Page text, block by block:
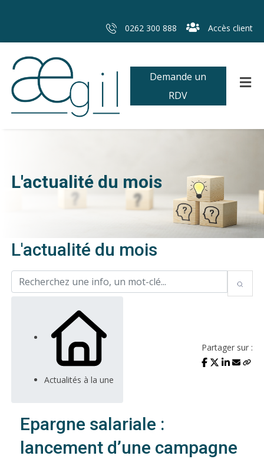
0262 300 888 Accès client
Demande un
RDV
L'actualité du mois
L'actualité du mois
Actualités à la une
Partager sur :
Epargne salariale :
lancement d’une campagne